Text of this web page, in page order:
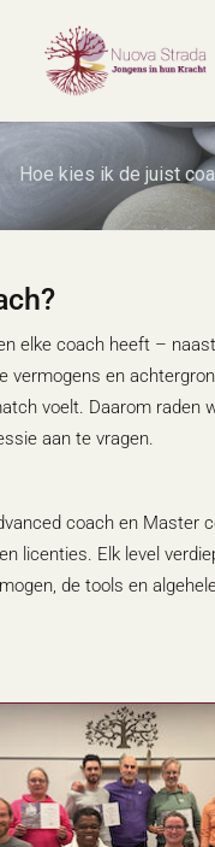
Hoe kies ik de juist
elke coach heeft –
vermogens en
voelt. Daarom raden
aan te vragen.
coach en Master
licenties. Elk level
de tools en